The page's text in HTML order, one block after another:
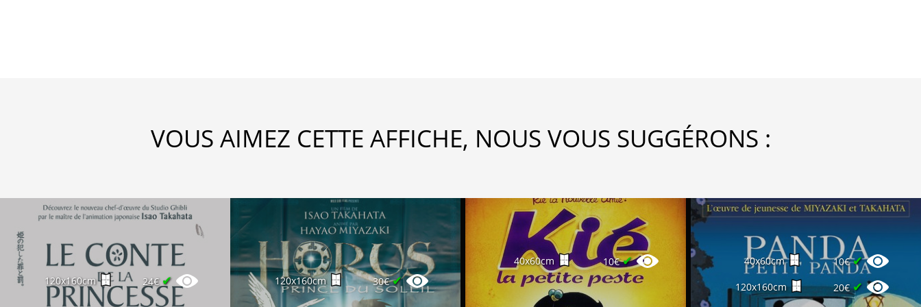
VOUS AIMEZ CETTE AFFICHE, NOUS VOUS SUGGÉRONS :
120x160cm 24€ ✔ 120x160cm 30€✔
40x60cm 10€✔ 40x60cm 10€✔
120x160cm 20€✔